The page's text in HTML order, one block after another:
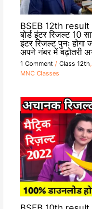
BSEB 12th result
बोर्ड इंटर रिजल्ट 10
इंटर रिजल्ट पुनः
अपने नंबर में बढ़ोतरी
1 Comment / Class 12th,
MNC Classes